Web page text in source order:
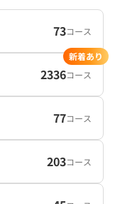
73コース
2336コース
新着あり
77コース
203コース